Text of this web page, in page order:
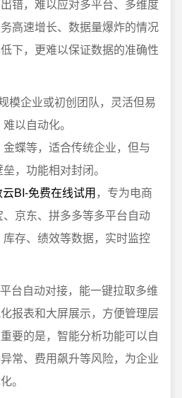
错，难以应对多平台、多维度
高速增长、数据量爆炸的情况
下，更难以保证数据的准确性
模企业或初创团队，灵活但易
以自动化。
蝶等，适合传统企业，但与
，功能相对封闭。
云BI-免费在线试用，专为电商
京东、拼多多等多平台自动
存、绩效等数据，实时监控
台自动对接，能一键拉取多维
报表和大屏展示，方便管理层
要的是，智能分析功能可以自
常、费用飙升等风险，为企业
。